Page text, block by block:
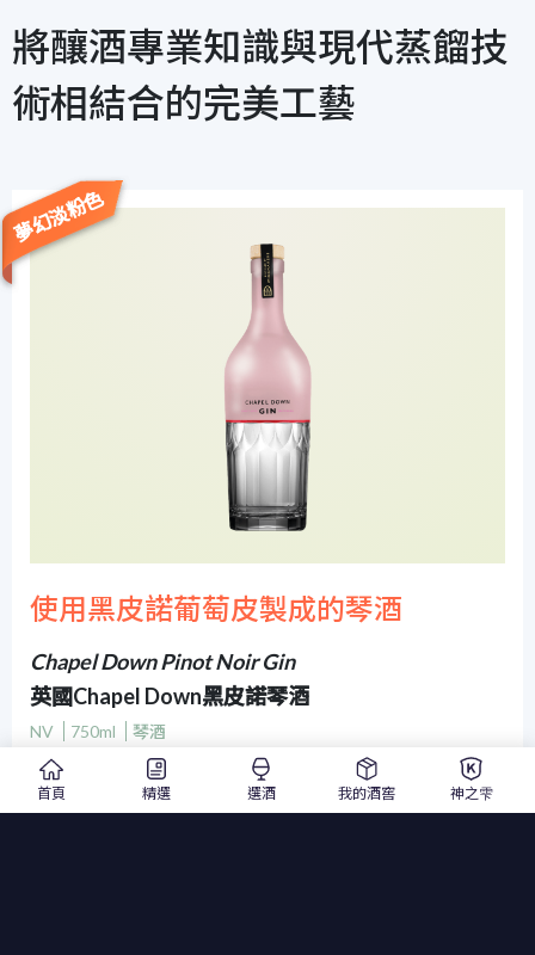
將釀酒專業知識與現代蒸餾技
術相結合的完美工藝
夢幻淡粉色
使用黑皮諾葡萄皮製成的琴酒
Chapel Down Pinot Noir Gin
英國Chapel Down黑皮諾琴酒
NV 750ml
琴酒
♕ 2021 年琴酒大師賽銀獎
帶有紅色漿果的微妙香氣，完美平衡了杜松子的口感和清爽的柑
首頁 精選 選酒 我的酒窖 神之雫